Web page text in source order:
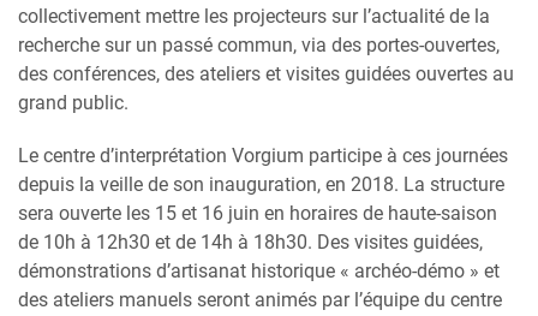
collectivement mettre les projecteurs sur l’actualité de la
recherche sur un passé commun, via des portes-ouvertes,
des conférences, des ateliers et visites guidées ouvertes au
grand public.
Le centre d’interprétation Vorgium participe à ces journées
depuis la veille de son inauguration, en 2018. La structure
sera ouverte les 15 et 16 juin en horaires de haute-saison
de 10h à 12h30 et de 14h à 18h30. Des visites guidées,
démonstrations d’artisanat historique « archéo-démo » et
des ateliers manuels seront animés par l’équipe du centre